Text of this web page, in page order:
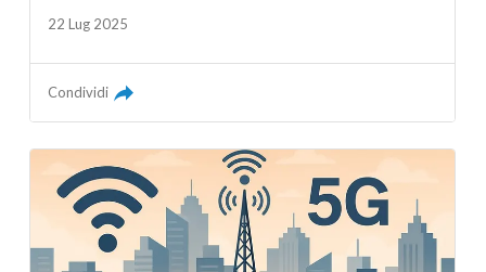
22 Lug 2025
Condividi